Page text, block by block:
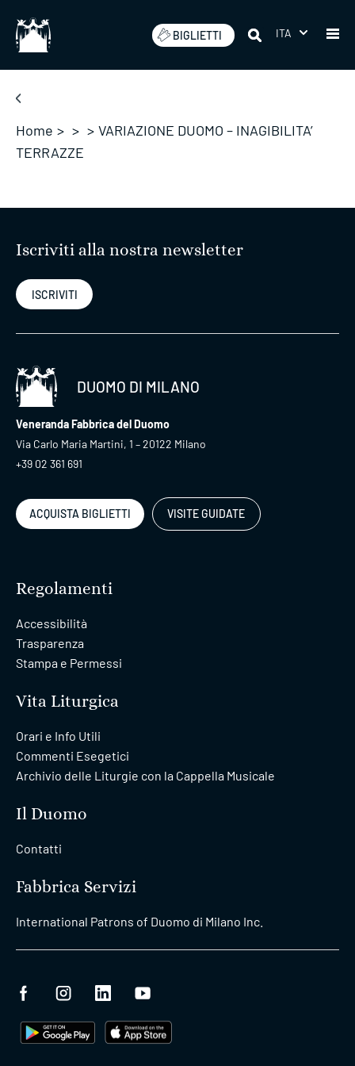
BIGLIETTI ITA
Home > > > VARIAZIONE DUOMO – INAGIBILITA’
TERRAZZE
Iscriviti alla nostra newsletter
ISCRIVITI
DUOMO DI MILANO
Veneranda Fabbrica del Duomo
Via Carlo Maria Martini, 1 – 20122 Milano
+39 02 361 691
ACQUISTA BIGLIETTI VISITE GUIDATE
Regolamenti
Accessibilità
Trasparenza
Stampa e Permessi
Vita Liturgica
Orari e Info Utili
Commenti Esegetici
Archivio delle Liturgie con la Cappella Musicale
Il Duomo
Contatti
Fabbrica Servizi
International Patrons of Duomo di Milano Inc.